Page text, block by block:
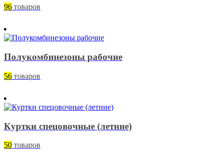
96 товаров
Полукомбинезоны рабочие
56 товаров
Куртки спецовочные (летние)
50 товаров